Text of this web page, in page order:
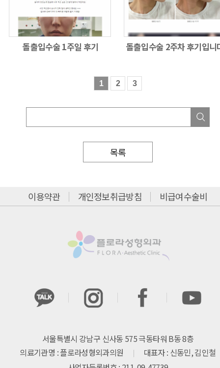
돌출입수술 1주일 후기 돌출입수술 2주차 후기입니
1 2 3
목록
이용약관 개인정보취급방침 비급여수술비
서울특별시 강남구 신사동 575 극동타워 B동 8층
의료기관명 : 플로라성형외과의원
대표자 : 신동민, 김인철